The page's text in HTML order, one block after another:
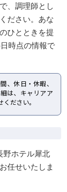
、調理師とし
ださい。あな
ひとときを提
時点の情報で
、休日・休暇、
は、キャリアア
ください。
野ホテル犀北
任せいたしま